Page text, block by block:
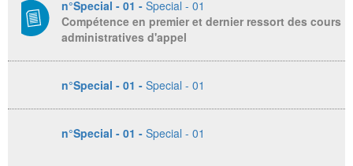
n°Special - 01 - Special - 01
Compétence en premier et dernier ressort des cours
administratives d'appel
n°Special - 01 - Special - 01
n°Special - 01 - Special - 01